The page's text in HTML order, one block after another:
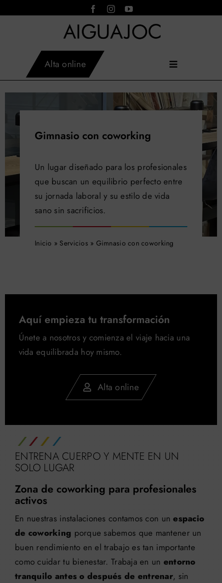
Alta online
Toggle
Navigation
Inicio
Actividades
Servicios
Tarifas
Horarios
Aiguajoc
Contacto
Buscar:
Gimnasio con coworking
Un lugar diseñado para los profesionales
que buscan un equilibrio perfecto entre
su jornada laboral y su estilo de vida
sano sin sacrificios.
Inicio » Servicios » Gimnasio con coworking
Aquí empieza tu transformación
Únete a nosotros y comienza el viaje hacia una
vida equilibrada hoy mismo.
Alta online
ENTRENA CUERPO Y MENTE EN UN
SOLO LUGAR
Zona de coworking para profesionales
activos
En nuestras instalaciones contamos con unespacio
de coworking porque sabemos que mantener un
buen rendimiento en el trabajo es tan importante
como cuidar tu bienestar. Trabaja en un entorno
tranquilo antes o después de entrenar, sin
AIGUAJOC
Asistente virtual · en línea ×